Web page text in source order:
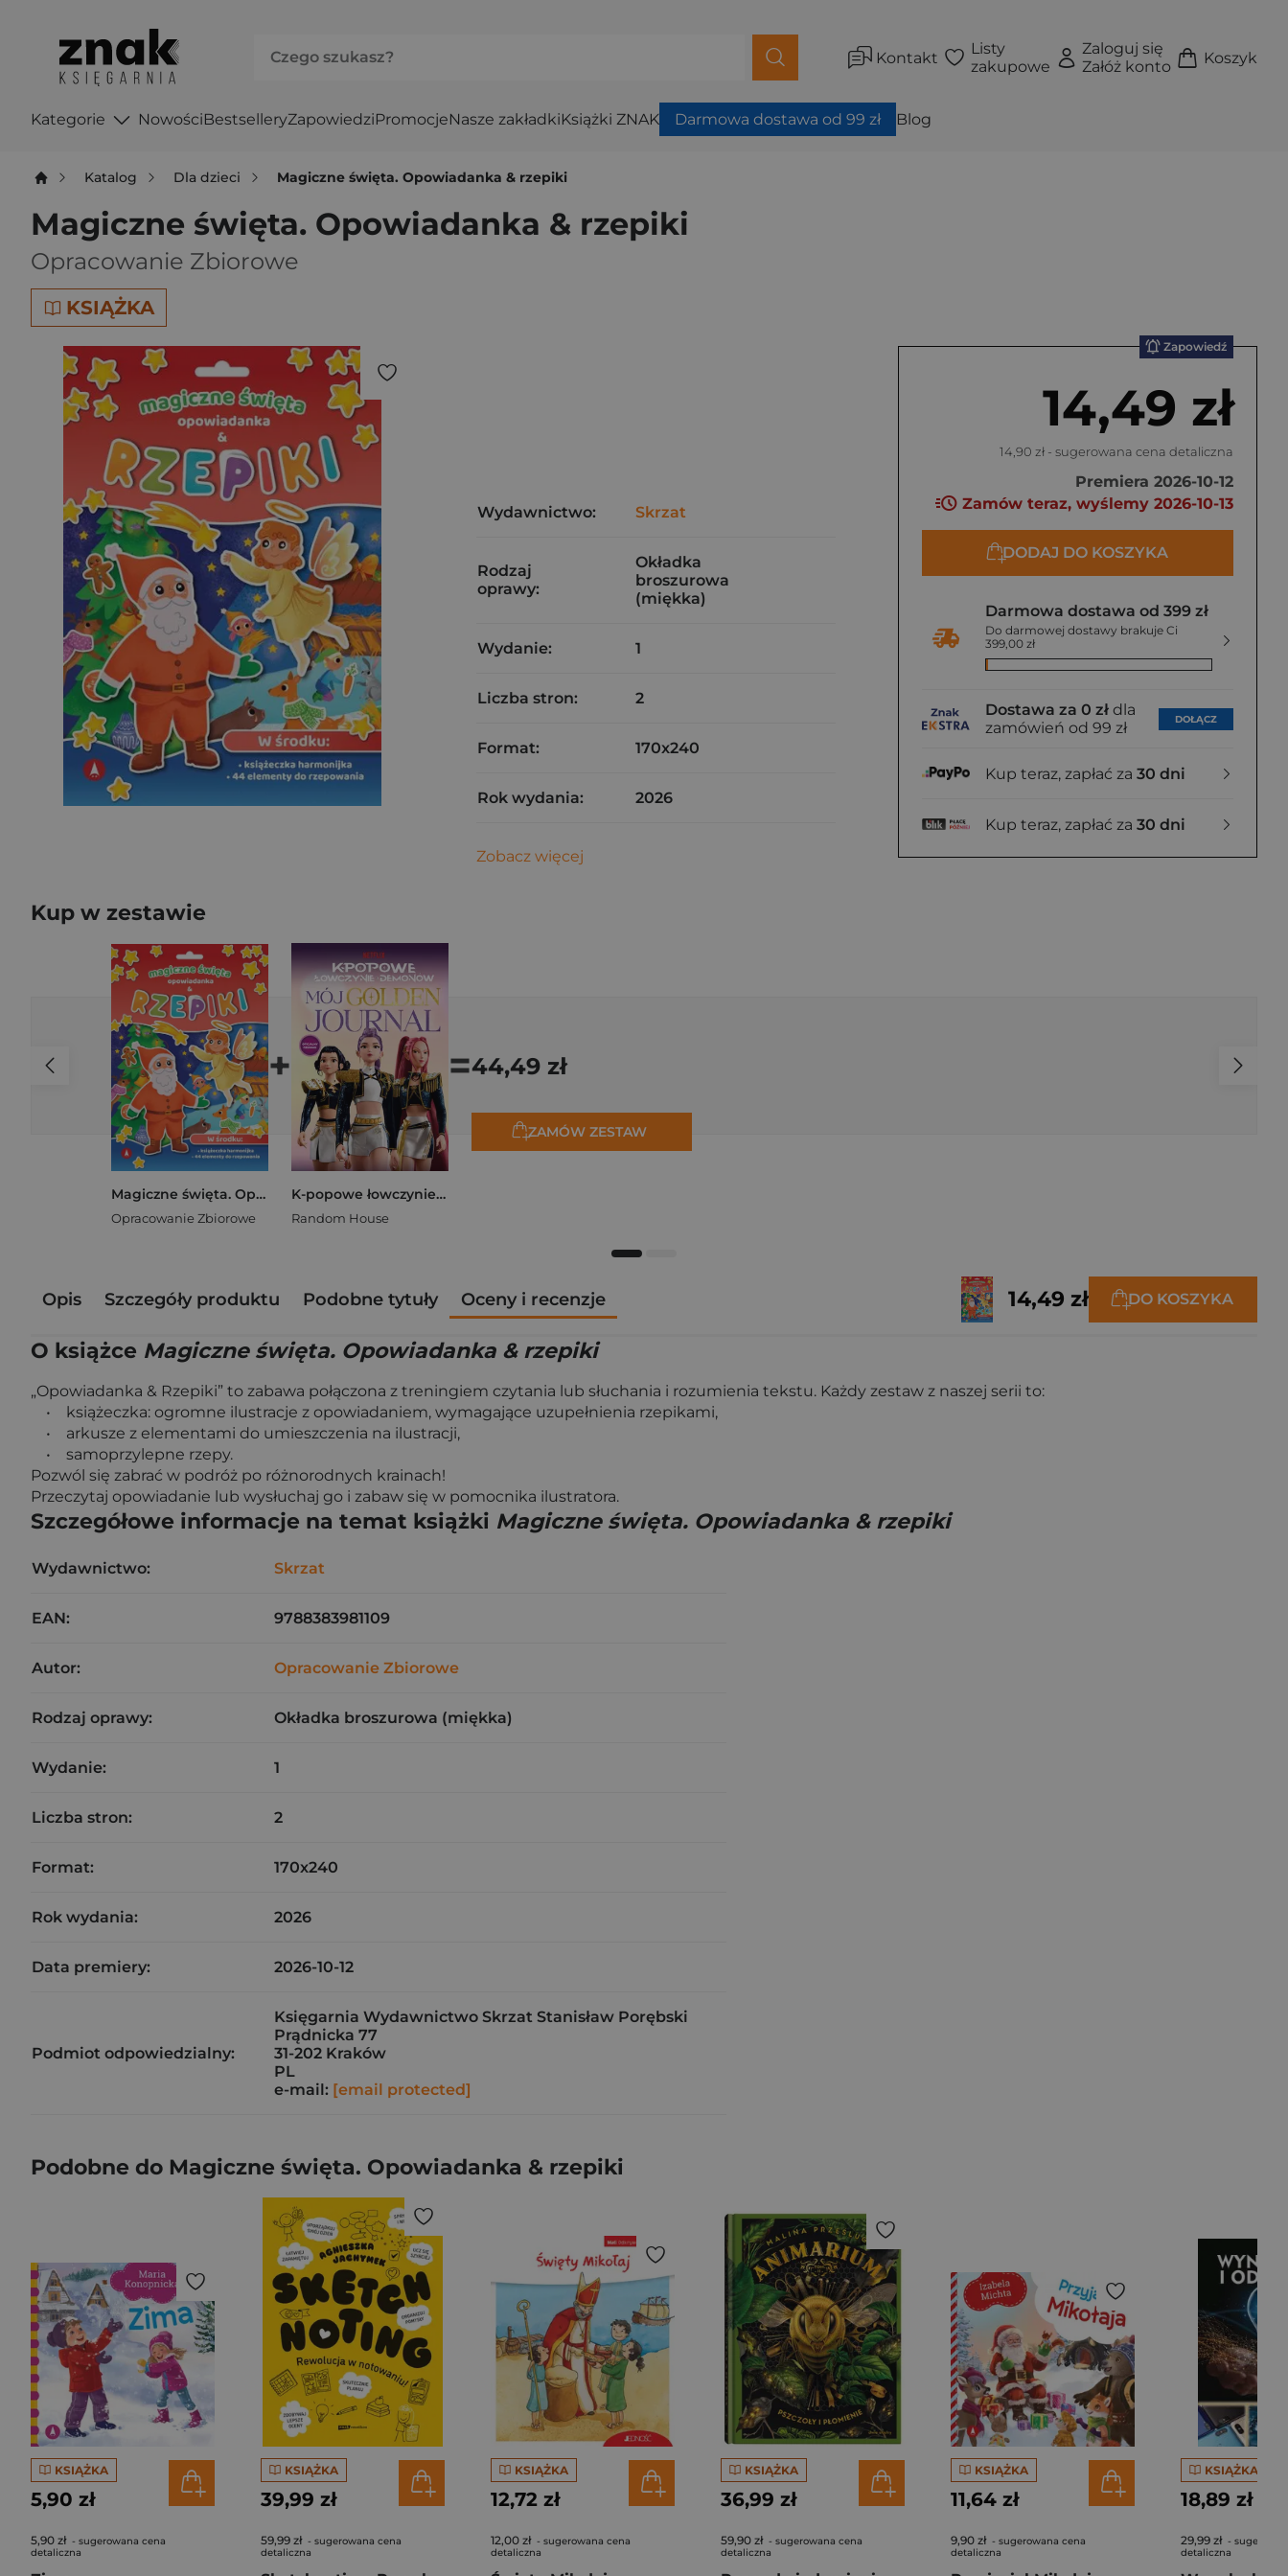
Kontakt
Listy
zakupowe
Zaloguj się
Załóż konto
Koszyk
Kategorie NowościBestselleryZapowiedziPromocjeNasze zakładkiKsiążki ZNAK Darmowa dostawa od 99 zł Blog
Katalog Dla dzieci Magiczne święta. Opowiadanka & rzepiki
Magiczne święta. Opowiadanka & rzepiki
Opracowanie Zbiorowe
KSIĄŻKA
Zapowiedź
14,49 zł
14,90 zł - sugerowana cena detaliczna
Premiera 2026-10-12
Zamów teraz, wyślemy 2026-10-13
DODAJ DO KOSZYKA
Darmowa dostawa od 399 zł
Do darmowej dostawy brakuje Ci
399,00 zł
Dostawa za 0 zł dla
zamówień od 99 zł
DOŁĄCZ
Kup teraz, zapłać za 30 dni
Kup teraz, zapłać za 30 dni
Wydawnictwo: Skrzat
Rodzaj
oprawy:
Okładka
broszurowa
(miękka)
Wydanie: 1
Liczba stron: 2
Format: 170x240
Rok wydania: 2026
Zobacz więcej
Kup w zestawie
Magiczne święta. Opowiadanka & rzepiki
Opracowanie Zbiorowe
+
K-popowe łowczynie demonów. Mój golden journal. Oficjalny dziennik
Random House
=44,49 zł
ZAMÓW ZESTAW
Opis Szczegóły produktu Podobne tytuły Oceny i recenzje 14,49 zł DO KOSZYKA
O książce Magiczne święta. Opowiadanka & rzepiki
„Opowiadanka & Rzepiki” to zabawa połączona z treningiem czytania lub słuchania i rozumienia tekstu. Każdy zestaw z naszej serii to:
• książeczka: ogromne ilustracje z opowiadaniem, wymagające uzupełnienia rzepikami,
• arkusze z elementami do umieszczenia na ilustracji,
• samoprzylepne rzepy.
Pozwól się zabrać w podróż po różnorodnych krainach!
Przeczytaj opowiadanie lub wysłuchaj go i zabaw się w pomocnika ilustratora.
Szczegółowe informacje na temat książki Magiczne święta. Opowiadanka & rzepiki
Wydawnictwo: Skrzat
EAN: 9788383981109
Autor: Opracowanie Zbiorowe
Rodzaj oprawy: Okładka broszurowa (miękka)
Wydanie: 1
Liczba stron: 2
Format: 170x240
Rok wydania: 2026
Data premiery: 2026-10-12
Podmiot odpowiedzialny:
Księgarnia Wydawnictwo Skrzat Stanisław Porębski
Prądnicka 77
31-202 Kraków
PL
e-mail: [email protected]
Podobne do Magiczne święta. Opowiadanka & rzepiki
KSIĄŻKA
5,90 zł
5,90 zł - sugerowana cena
detaliczna
KSIĄŻKA
39,99 zł
59,99 zł - sugerowana cena
detaliczna
KSIĄŻKA
12,72 zł
12,00 zł - sugerowana cena
detaliczna
KSIĄŻKA
36,99 zł
59,90 zł - sugerowana cena
detaliczna
KSIĄŻKA
11,64 zł
9,90 zł - sugerowana cena
detaliczna
KSIĄŻKA
18,89 zł
29,99 zł -
detaliczna